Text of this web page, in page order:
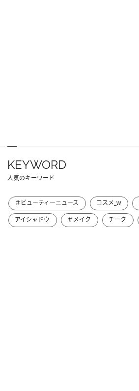
KEYWORD
人気のキーワード
＃ビューティーニュース コスメ_w
アイシャドウ
＃メイク チーク